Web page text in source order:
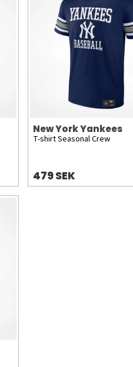
New York Yankees
T-shirt Seasonal Crew
479 SEK